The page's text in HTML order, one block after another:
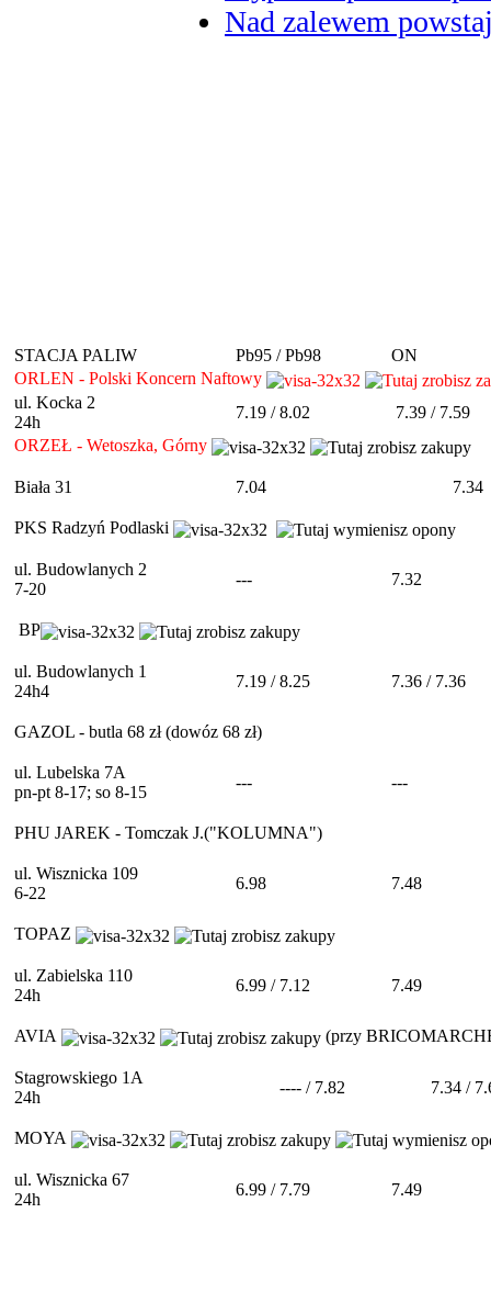
Nad zalewem
STACJA PALIW Pb95 / Pb98
ON
ORLEN - Polski Koncern Naftowy
ul. Kocka 2
24h
7.19 / 8.02
7.39 / 7.59
ORZEŁ - Wetoszka, Górny
Biała 31 7.04 7.34
PKS Radzyń Podlaski
ul. Budowlanych 2
7-20
--- 7.32
BP
ul. Budowlanych 1
24h4
7.19 / 8.25 7.36 / 7.36
GAZOL - butla 68 zł (dowóz 68 zł)
ul. Lubelska 7A
pn-pt 8-17; so 8-15
--- ---
PHU JAREK - Tomczak J.("KOLUMNA")
ul. Wisznicka 109
6-22
6.98 7.48
TOPAZ
ul. Zabielska 110
24h
6.99 / 7.12 7.49
AVIA (przy
Stagrowskiego 1A
24h
---- / 7.82 7.34 /
MOYA
ul. Wisznicka 67
24h
6.99 / 7.79 7.49